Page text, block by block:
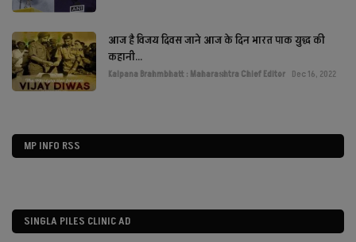
आज है विजय दिवस जाने आज के दिन भारत पाक युद्ध की
कहानी...
Kalpana Brahmbhatt : Maharashtra Chief Editor Dec 16, 2022
MP INFO RSS
SINGLA PILES CLINIC AD